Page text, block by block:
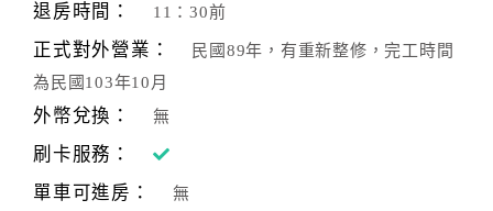
退房時間： 11：30前
正式對外營業：
民國89年，有重新整修，完工時間
為民國103年10月
外幣兌換： 無
刷卡服務：
單車可進房：
無